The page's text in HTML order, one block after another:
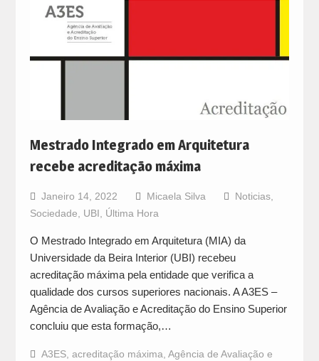
Mestrado Integrado em Arquitetura
recebe acreditação máxima
Janeiro 14, 2022 Micaela Silva Noticias,
Sociedade
UBI Última Hora
O Mestrado Integrado em Arquitetura (MIA) da
Universidade da Beira Interior (UBI) recebeu
acreditação máxima pela entidade que verifica a
qualidade dos cursos superiores nacionais. A A3ES –
Agência de Avaliação e Acreditação do Ensino Superior
concluiu que esta formação,…
A3ES, acreditação máxima Agência de Avaliação e